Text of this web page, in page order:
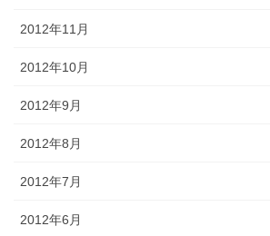
2012年11月
2012年10月
2012年9月
2012年8月
2012年7月
2012年6月